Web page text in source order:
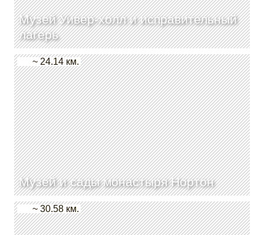
Музей Уивер-холл и исправительный
лагерь
Музей и сады монастыря Нортон
~ 24.14 км.
~ 30.58 км.